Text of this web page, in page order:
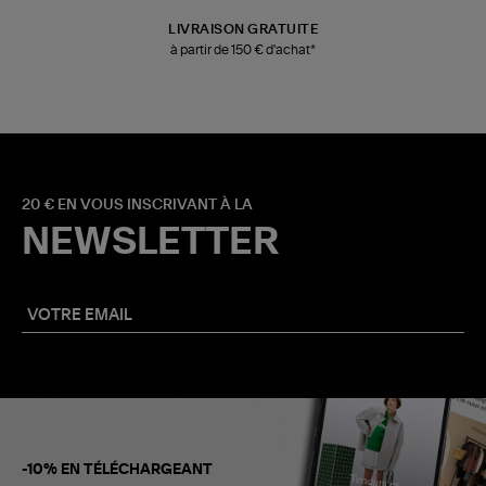
LIVRAISON GRATUITE
à partir de 150 € d'achat*
20 € EN VOUS INSCRIVANT À LA
NEWSLETTER
-10% EN TÉLÉCHARGEANT